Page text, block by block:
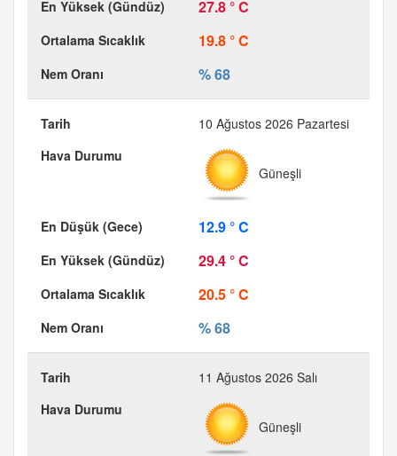
27.8 ° C
19.8 ° C
% 68
10 Ağustos 2026 Pazartesi
Güneşli
12.9 ° C
29.4 ° C
20.5 ° C
% 68
11 Ağustos 2026 Salı
Güneşli